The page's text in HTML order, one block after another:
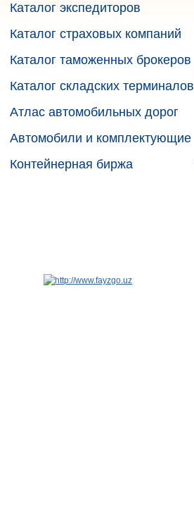
Каталог экспедиторов
Каталог страховых компаний
Каталог таможенных брокеров
Каталог складских терминалов
Атлас автомобильных дорог
Автомобили и комплектующие
Контейнерная биржа